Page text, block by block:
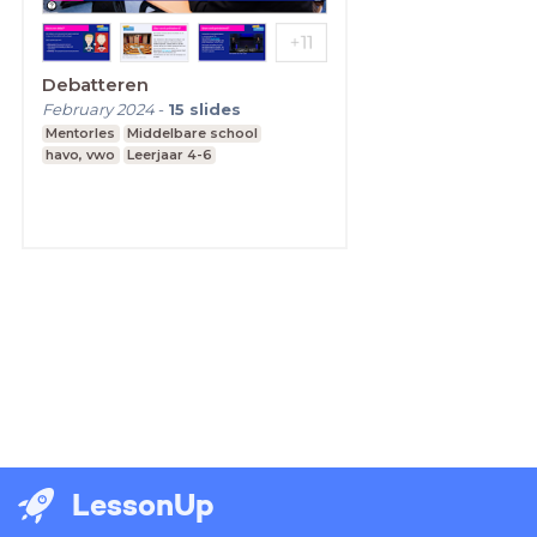
Debatteren
February 2024- 15 slides
Mentorles
Middelbare school
havo, vwo
Leerjaar 4-6
LessonUp